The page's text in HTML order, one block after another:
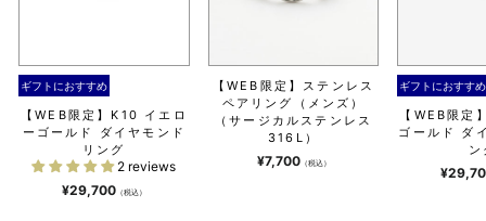
ギフトにおすすめ
【WEB限定】K10 イエロ
ーゴールド ダイヤモンド
リング
2 reviews
¥29,700（税込）
【WEB限定】ステンレス
ペアリング（メンズ）
（サージカルステンレス
316L）
¥7,700（税込）
ギフトにおすすめ
【WEB限定
ゴールド ダ
ン